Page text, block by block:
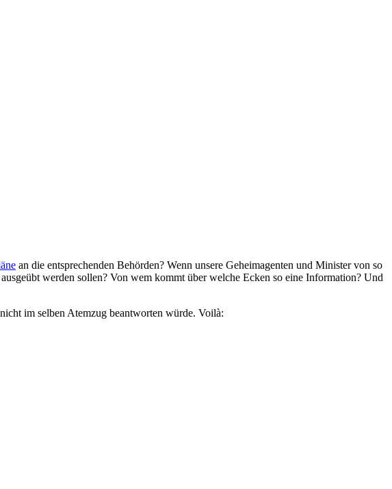
an die entsprechenden Behörden? Wenn unsere Geheimagenten und Minister von so
werden sollen? Von wem kommt über welche Ecken so eine Information? Und
im selben Atemzug beantworten würde. Voilà: